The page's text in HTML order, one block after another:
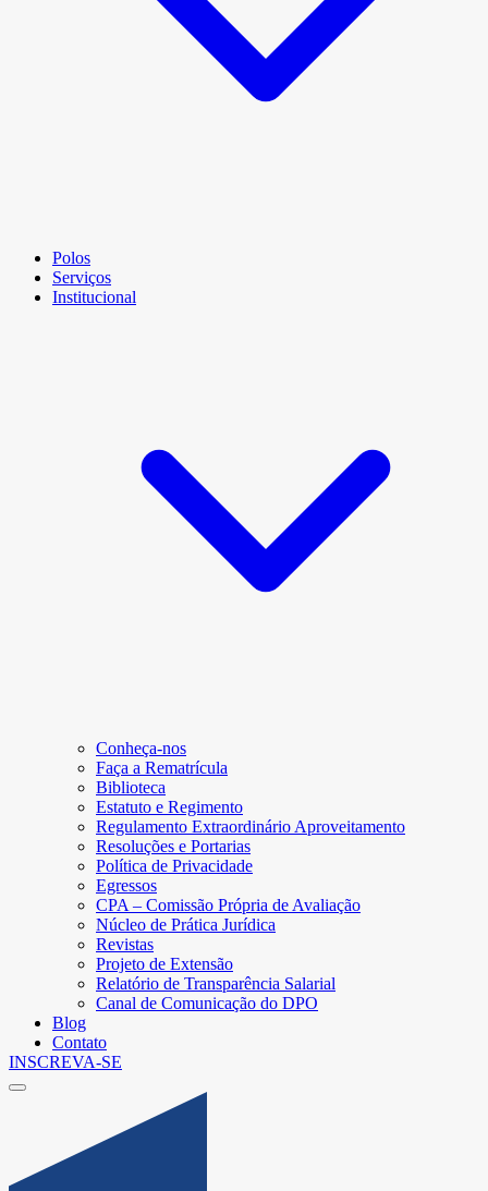
Polos
Serviços
Institucional
Conheça-nos
Faça a Rematrícula
Biblioteca
Estatuto e Regimento
Regulamento Extraordinário Aproveitamento
Resoluções e Portarias
Política de Privacidade
Egressos
CPA – Comissão Própria de Avaliação
Núcleo de Prática Jurídica
Revistas
Projeto de Extensão
Relatório de Transparência Salarial
Canal de Comunicação do DPO
Blog
Contato
INSCREVA-SE